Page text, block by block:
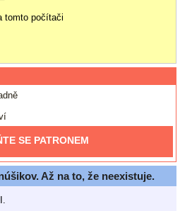
tomto počítači
SE PATRONEM
Až na to, že neexistuje.